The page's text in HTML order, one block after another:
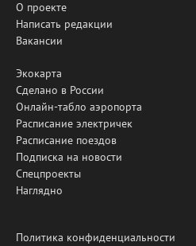
О проекте
Написать редакции
Вакансии
Экокарта
Сделано в России
Онлайн-табло аэропорта
Расписание электричек
Расписание поездов
Подписка на новости
Спецпроекты
Наглядно
Политика конфиденциальности